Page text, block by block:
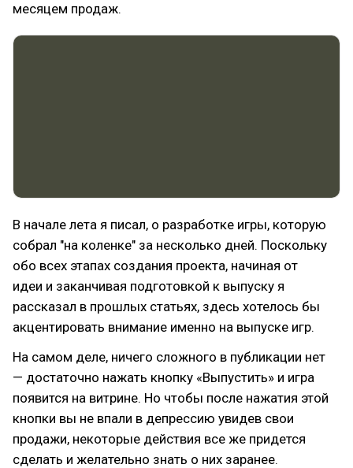
месяцем продаж.
В начале лета я писал, о разработке игры, которую
собрал "на коленке" за несколько дней. Поскольку
обо всех этапах создания проекта, начиная от
идеи и заканчивая подготовкой к выпуску я
рассказал в прошлых статьях, здесь хотелось бы
акцентировать внимание именно на выпуске игр.
На самом деле, ничего сложного в публикации нет
— достаточно нажать кнопку «Выпустить» и игра
появится на витрине. Но чтобы после нажатия этой
кнопки вы не впали в депрессию увидев свои
продажи, некоторые действия все же придется
сделать и желательно знать о них заранее.